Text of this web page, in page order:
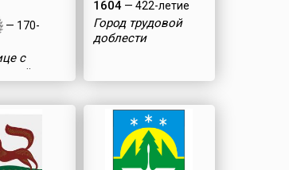
— 170-
с
1604— 422-летие
Город трудовой
доблести